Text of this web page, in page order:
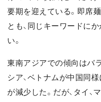
要期を迎えている。即席
とも、同じキーワードに
い。
東南アジアでの傾向はバ
シア、ベトナムが中国同
が減少した。だが、タイ、